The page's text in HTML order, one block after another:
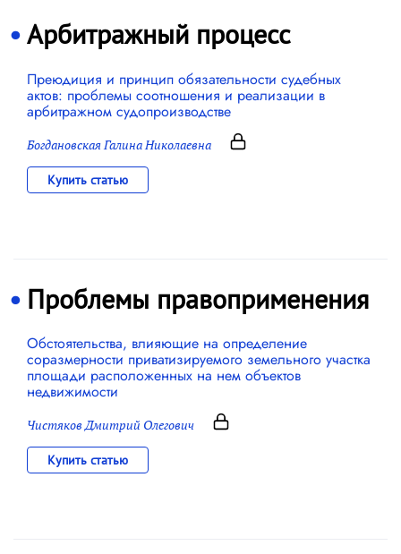
Арбитражный процесс
Преюдиция и принцип обязательности судебных
актов: проблемы соотношения и реализации в
арбитражном судопроизводстве
Богдановская Галина Николаевна
Купить статью
Проблемы правоприменения
Обстоятельства, влияющие на определение
соразмерности приватизируемого земельного участка
площади расположенных на нем объектов
недвижимости
Чистяков Дмитрий Олегович
Купить статью